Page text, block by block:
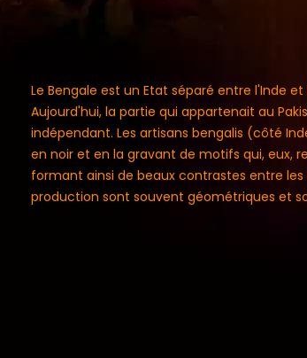
Le Bengale est un Etat séparé entre l'Inde
Aujourd'hui, la partie qui appartenait au
indépendant. Les artisans bengalis (côté
en noir et en la gravant de motifs qui, eux,
formant ainsi de beaux contrastes entre
production sont souvent géométriques et